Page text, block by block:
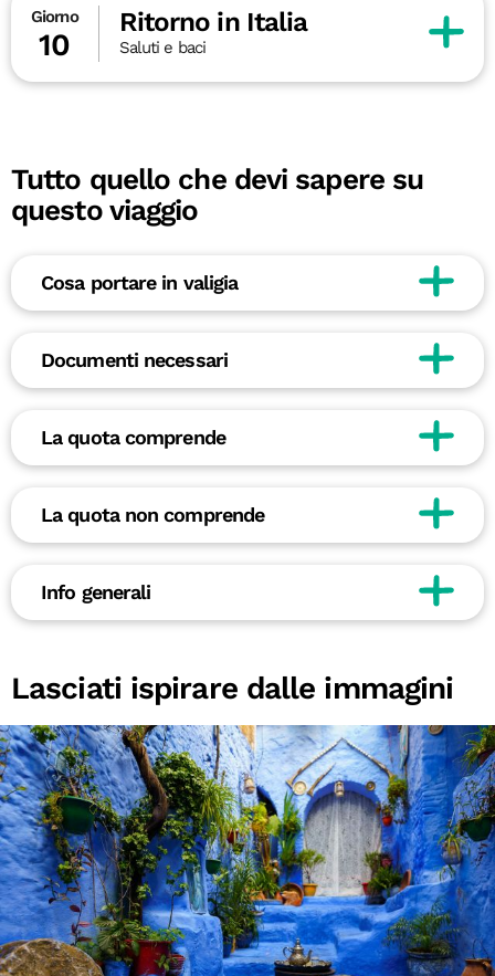
Giorno
10
Ritorno in Italia
Saluti e baci
Tutto quello che devi sapere su
questo viaggio
Cosa portare in valigia
Documenti necessari
La quota comprende
La quota non comprende
Info generali
Lasciati ispirare dalle immagini